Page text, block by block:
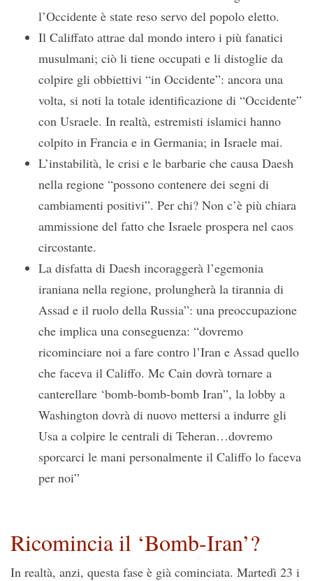
l’Occidente è state reso servo del popolo eletto.
Il Califfato attrae dal mondo intero i più fanatici
musulmani; ciò li tiene occupati e li distoglie da
colpire gli obbiettivi “in Occidente”: ancora una
volta, si noti la totale identificazione di “Occidente”
con Usraele. In realtà, estremisti islamici hanno
colpito in Francia e in Germania; in Israele mai.
L’instabilità, le crisi e le barbarie che causa Daesh
nella regione “possono contenere dei segni di
cambiamenti positivi”. Per chi? Non c’è più chiara
ammissione del fatto che Israele prospera nel caos
circostante.
La disfatta di Daesh incoraggerà l’egemonia
iraniana nella regione, prolungherà la tirannia di
Assad e il ruolo della Russia”: una preoccupazione
che implica una conseguenza: “dovremo
ricominciare noi a fare contro l’Iran e Assad quello
che faceva il Califfo. Mc Cain dovrà tornare a
canterellare ‘bomb-bomb-bomb Iran”, la lobby a
Washington dovrà di nuovo mettersi a indurre gli
Usa a colpire le centrali di Teheran…dovremo
sporcarci le mani personalmente il Califfo lo faceva
per noi”
Ricomincia il ‘Bomb-Iran’?
In realtà, anzi, questa fase è già cominciata. Martedì 23 i